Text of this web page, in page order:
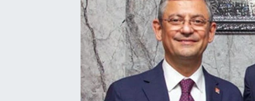
HALK54 PANORAMA